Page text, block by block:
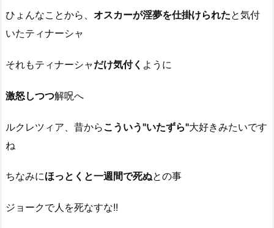
ひょんなことから、 オスカーが淫夢を仕掛けられたと気付
いたティナーシャ
それもティナーシャだけ気付く ように
激怒しつつ解呪へ
ルクレツィア、昔から こういう"いたずら"大好きみたいです
ね
ちなみにほっとくと一週間で死ぬとの事
ジョークで人を死なすな!!